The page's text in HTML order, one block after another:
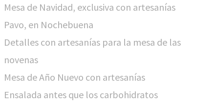
Mesa de Navidad, exclusiva con artesanías
Pavo, en Nochebuena
Detalles con artesanías para la mesa de las
novenas
Mesa de Año Nuevo con artesanías
Ensalada antes que los carbohidratos